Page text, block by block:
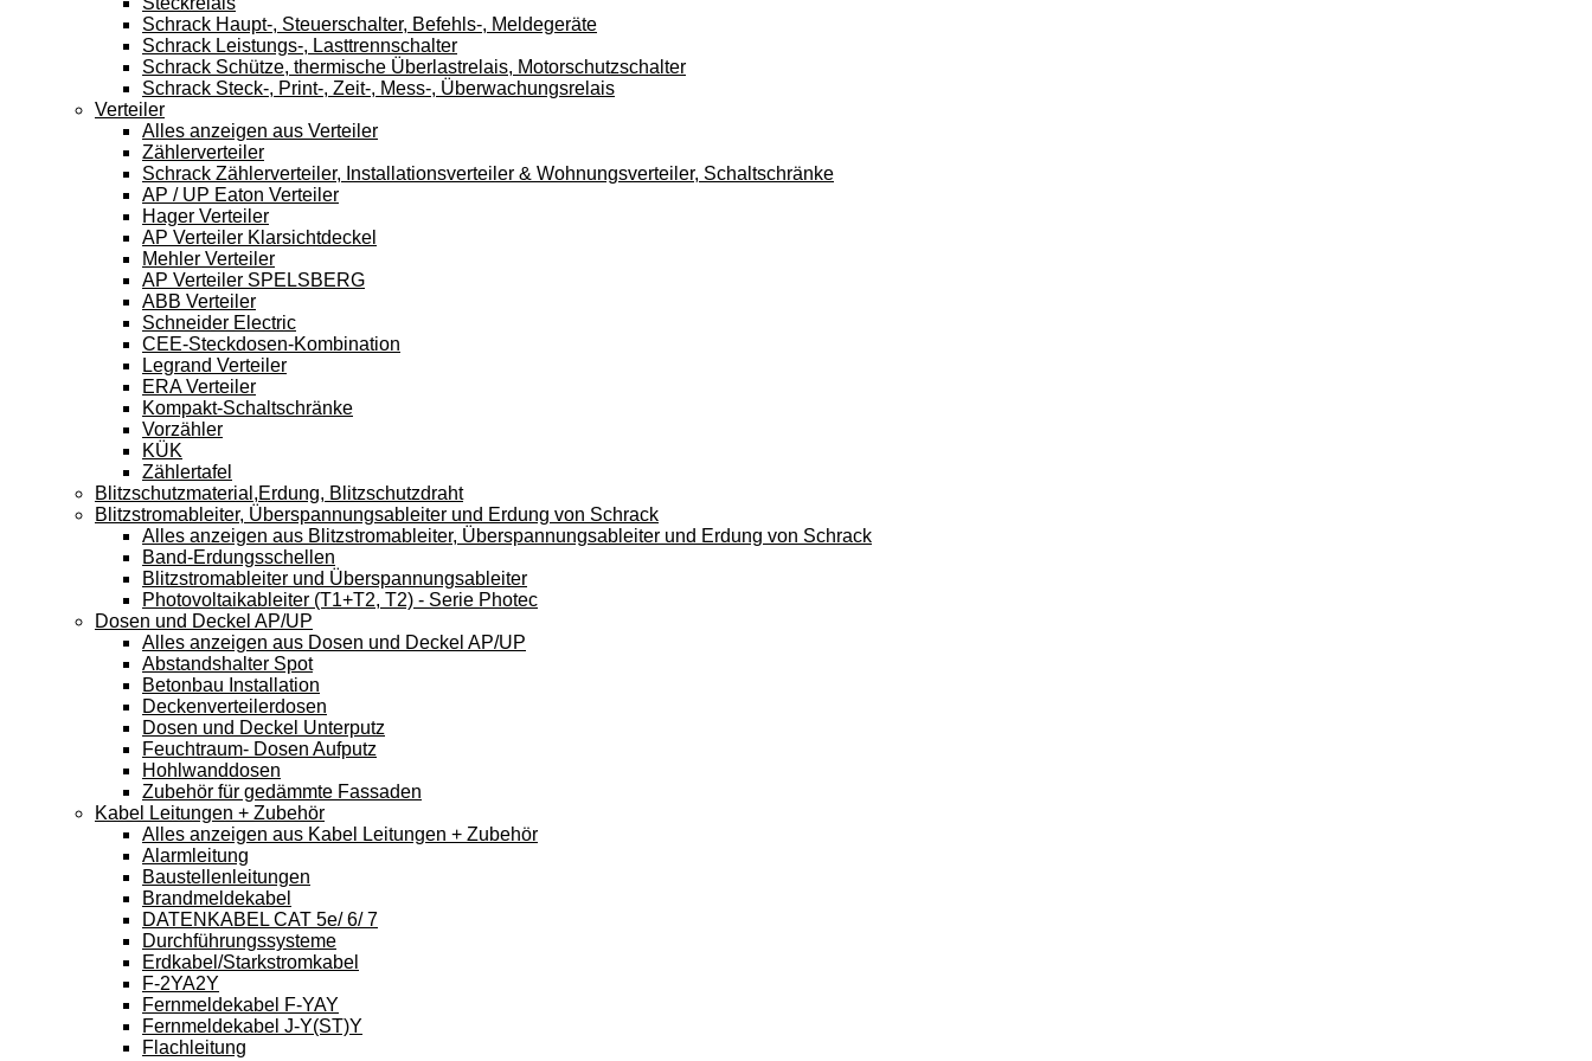
Schrack Haupt-, Steuerschalter, Befehls-, Meldegeräte
Schrack Leistungs-, Lasttrennschalter
Schrack Schütze, thermische Überlastrelais, Motorschutzschalter
Schrack Steck-, Print-, Zeit-, Mess-, Überwachungsrelais
Verteiler
Alles anzeigen aus Verteiler
Zählerverteiler
Schrack Zählerverteiler, Installationsverteiler & Wohnungsverteiler, Schaltschränke
AP / UP Eaton Verteiler
Hager Verteiler
AP Verteiler Klarsichtdeckel
Mehler Verteiler
AP Verteiler SPELSBERG
ABB Verteiler
Schneider Electric
CEE-Steckdosen-Kombination
Legrand Verteiler
ERA Verteiler
Kompakt-Schaltschränke
Vorzähler
KÜK
Zählertafel
Blitzschutzmaterial,Erdung, Blitzschutzdraht
Blitzstromableiter, Überspannungsableiter und Erdung von Schrack
Alles anzeigen aus Blitzstromableiter, Überspannungsableiter und Erdung von Schrack
Band-Erdungsschellen
Blitzstromableiter und Überspannungsableiter
Photovoltaikableiter (T1+T2, T2) - Serie Photec
Dosen und Deckel AP/UP
Alles anzeigen aus Dosen und Deckel AP/UP
Abstandshalter Spot
Betonbau Installation
Deckenverteilerdosen
Dosen und Deckel Unterputz
Feuchtraum- Dosen Aufputz
Hohlwanddosen
Zubehör für gedämmte Fassaden
Kabel Leitungen + Zubehör
Alles anzeigen aus Kabel Leitungen + Zubehör
Alarmleitung
Baustellenleitungen
Brandmeldekabel
DATENKABEL CAT 5e/ 6/ 7
Durchführungssysteme
Erdkabel/Starkstromkabel
F-2YA2Y
Fernmeldekabel F-YAY
Fernmeldekabel J-Y(ST)Y
Flachleitung